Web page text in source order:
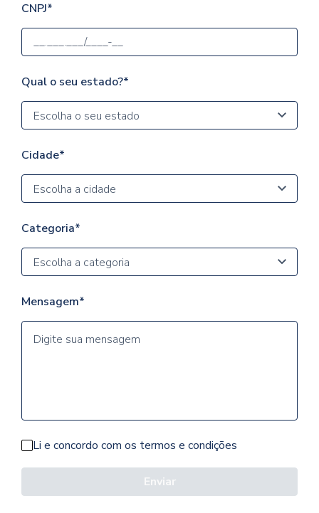
CNPJ*
Qual o seu estado?*
Escolha o seu estado
Cidade*
Escolha a cidade
Categoria*
Escolha a categoria
Mensagem*
Li e concordo com os termos e condições
Enviar